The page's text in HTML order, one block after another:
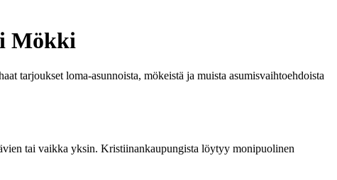
Mökki
tarjoukset loma-asunnoista, mökeistä ja muista asumisvaihtoehdoista
tai vaikka yksin. Kristiinankaupungista löytyy monipuolinen